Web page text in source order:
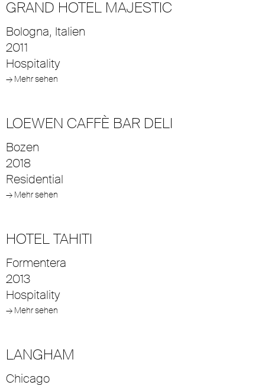
GRAND HOTEL MAJESTIC
Bologna, Italien
2011
Hospitality
→ Mehr sehen
LOEWEN CAFFÈ BAR DELI
Bozen
2018
Residential
→ Mehr sehen
HOTEL TAHITI
Formentera
2013
Hospitality
→ Mehr sehen
LANGHAM
Chicago